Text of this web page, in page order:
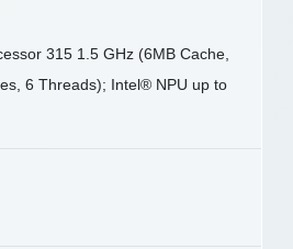
315 1.5 GHz (6MB Cache,
6 Threads); Intel® NPU up to